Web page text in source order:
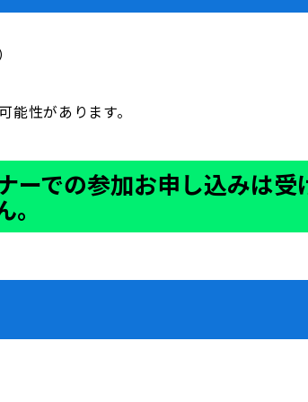
性があります。
ーでの参加お申し込みは受